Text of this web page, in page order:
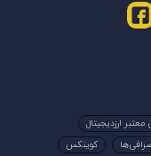
معتبر ارزدیجیتال
کوینکس